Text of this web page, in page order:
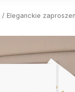
/ Eleganckie